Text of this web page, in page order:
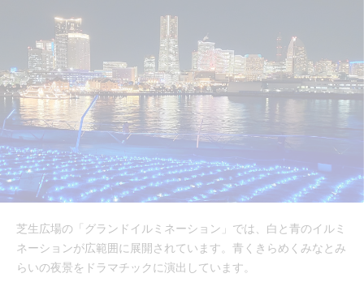
芝生広場の「グランドイルミネーション」では、白と青のイルミ
ネーションが広範囲に展開されています。青くきらめくみなとみ
らいの夜景をドラマチックに演出しています。